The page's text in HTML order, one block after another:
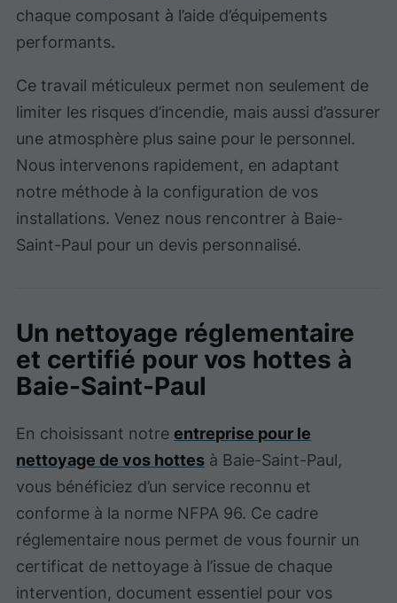
chaque composant à l’aide d’équipements
performants.
Ce travail méticuleux permet non seulement de
limiter les risques d’incendie, mais aussi d’assurer
une atmosphère plus saine pour le personnel.
Nous intervenons rapidement, en adaptant
notre méthode à la configuration de vos
installations. Venez nous rencontrer à Baie-
Saint-Paul pour un devis personnalisé.
Un nettoyage réglementaire
et certifié pour vos hottes à
Baie-Saint-Paul
En choisissant notreentreprise pour le
nettoyage de vos hottes à Baie-Saint-Paul,
vous bénéficiez d’un service reconnu et
conforme à la norme NFPA 96. Ce cadre
réglementaire nous permet de vous fournir un
certificat de nettoyage à l’issue de chaque
intervention, document essentiel pour vos